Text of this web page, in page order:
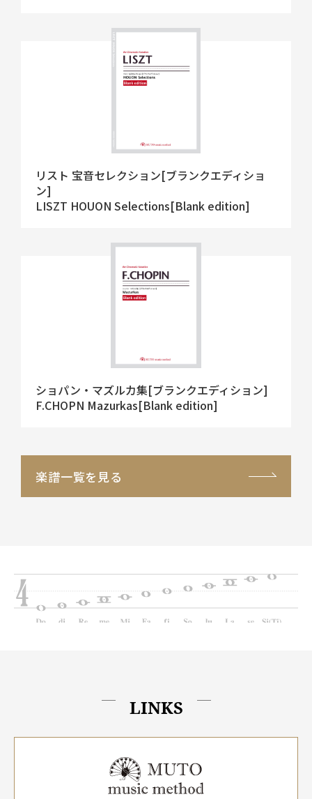
リスト 宝音セレクション[ブランクエディショ
ン]
LISZT HOUON Selections[Blank edition]
ショパン・マズルカ集[ブランクエディション]
F.CHOPN Mazurkas[Blank edition]
楽譜一覧を見る
LINKS